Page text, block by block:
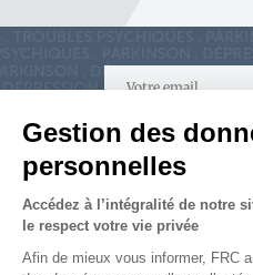
S'inscrire à la
les